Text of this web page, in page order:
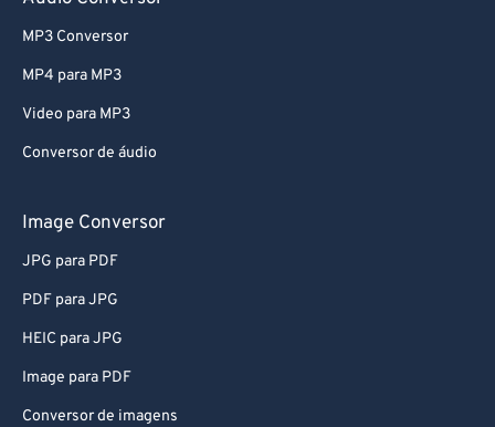
MP3 Conversor
MP4 para MP3
Video para MP3
Conversor de áudio
Image Conversor
JPG para PDF
PDF para JPG
HEIC para JPG
Image para PDF
Conversor de imagens